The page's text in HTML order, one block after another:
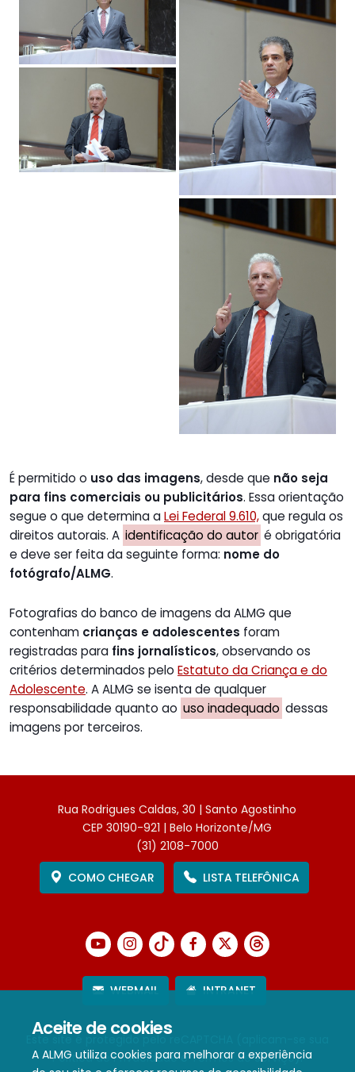
Aceite de cookies
A ALMG utiliza cookies para melhorar a experiência
É permitido o uso das imagens, desde que não seja
para fins comerciais ou publicitários. Essa orientação
segue o que determina aLei Federal 9.610,que regula os
direitos autorais. A identificação do autor é obrigatória
e deve ser feita da seguinte forma: nome do
fotógrafo/ALMG.
Fotografias do banco de imagens da ALMG que
contenham crianças e adolescentes foram
registradas para fins jornalísticos, observando os
critérios determinados pelo Estatuto da Criança e do
Adolescente. A ALMG se isenta de qualquer
responsabilidade quanto ao uso inadequado dessas
imagens por terceiros.
Rua Rodrigues Caldas, 30 | Santo Agostinho
CEP 30190-921 | Belo Horizonte/MG
(31) 2108-7000
COMO CHEGAR
LISTA TELEFÔNICA
WEBMAIL INTRANET
Política de PrivacidadeeTermos de Serviço).